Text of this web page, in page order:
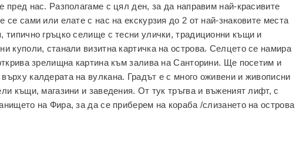
пред нас. Разполагаме с цял ден, за да направим най-красивите
се сами или елате с нас на екскурзия до 2 от най-знаковите места
гръцко селище с тесни улички, традиционни къщи и
куполи, станали визитна картичка на острова. Селцето се намира
зрелищна картина към залива на Санторини. Ще посетим и
калдерата на вулкана. Градът е с много оживени и живописни
къщи, магазини и заведения. От тук тръгва и въженият лифт, с
на Фира, за да се приберем на кораба /слизането на острова